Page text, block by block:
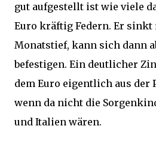
gut aufgestellt ist wie viele
Euro kräftig Federn. Er sinkt
Monatstief, kann sich dann
befestigen. Ein deutlicher
dem Euro eigentlich aus der
wenn da nicht die
und Italien wären.